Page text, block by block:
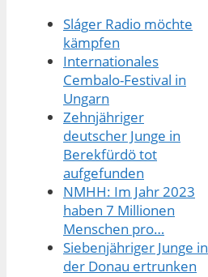
Sláger Radio möchte
kämpfen
Internationales
Cembalo-Festival in
Ungarn
Zehnjähriger
deutscher Junge in
Berekfürdö tot
aufgefunden
NMHH: Im Jahr 2023
haben 7 Millionen
Menschen pro…
Siebenjähriger Junge in
der Donau ertrunken